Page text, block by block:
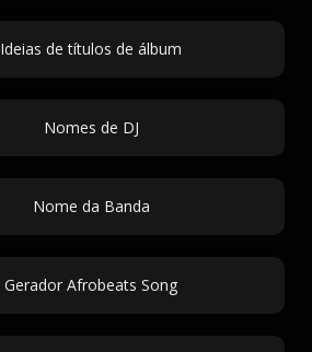
Ideias de títulos de álbum
Nomes de DJ
Nome da Banda
Gerador Afrobeats Song